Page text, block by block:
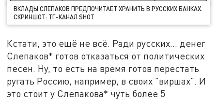
ВКЛАДЫ СЛЕПАКОВ ПРЕДПОЧИТАЕТ ХРАНИТЬ В РУССКИХ БАНКАХ.
СКРИНШОТ: ТГ-КАНАЛ SHOT
Кстати, это ещё не всё. Ради русских… денег
Слепаков* готов отказаться от политических
песен. Ну, то есть на время готов перестать
ругать Россию, например, в своих "виршах". И
это стоит у Слепакова* чуть более 5